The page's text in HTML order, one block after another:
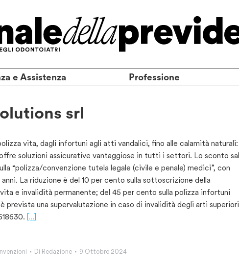
e Assistenza Professione
srl
vita, dagli infortuni agli atti vandalici, fino alle calamità naturali:
soluzioni assicurative vantaggiose in tutti i settori. Lo sconto
“polizza/convenzione tute­la legale (civile e penale) medici”, con
La riduzione è del 10 per cento sulla sottoscrizione della
e in­validità permanente; del 45 per cento sulla polizza infortuni
prevista una supervalutazione in caso di invalidità degli arti
[…]
Di Redazione 9 Ottobre 2024